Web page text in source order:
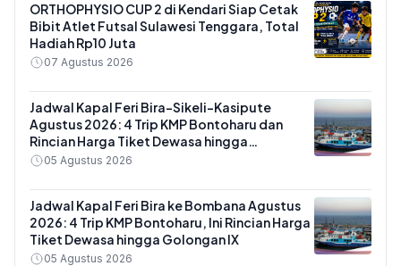
ORTHOPHYSIO CUP 2 di Kendari Siap Cetak
Bibit Atlet Futsal Sulawesi Tenggara, Total
Hadiah Rp10 Juta
07 Agustus 2026
Jadwal Kapal Feri Bira-Sikeli-Kasipute
Agustus 2026: 4 Trip KMP Bontoharu dan
Rincian Harga Tiket Dewasa hingga
Kendaraan Golongan IX
05 Agustus 2026
Jadwal Kapal Feri Bira ke Bombana Agustus
2026: 4 Trip KMP Bontoharu, Ini Rincian Harga
Tiket Dewasa hingga Golongan IX
05 Agustus 2026